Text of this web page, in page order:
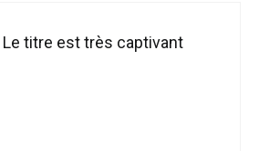
titre est très captivant